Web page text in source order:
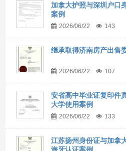
加拿大护照与深圳户口
案例
2026/06/22 143
继承取得济南房产出售
2026/06/22 107
安省高中毕业证复印件
大学使用案例
2026/06/22 133
江苏扬州身份证与加拿
海牙认证案例